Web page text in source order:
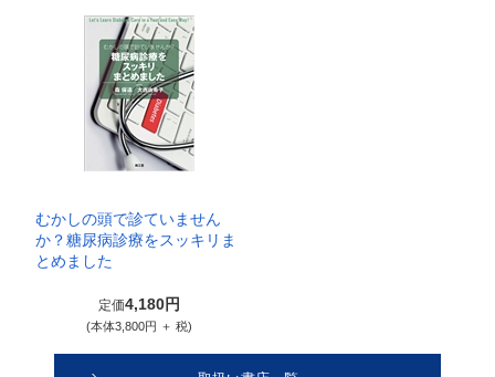
むかしの頭で診ていません
か？糖尿病診療をスッキリま
とめました
定価4,180円
(本体3,800円 ＋ 税)